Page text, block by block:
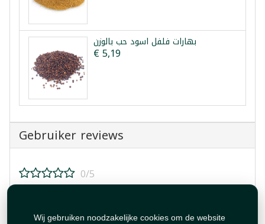
Wij gebruiken noodzakelijke cookies om de website
بهارات فلفل اسود حب بالوزن
€ 5,19
Gebruiker reviews
0/5